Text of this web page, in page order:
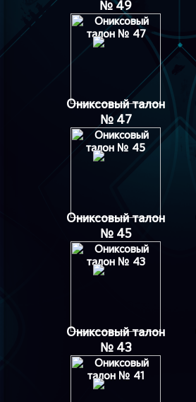
№ 49
Ониксовый талон
№ 47
Ониксовый талон
№ 45
Ониксовый талон
№ 43